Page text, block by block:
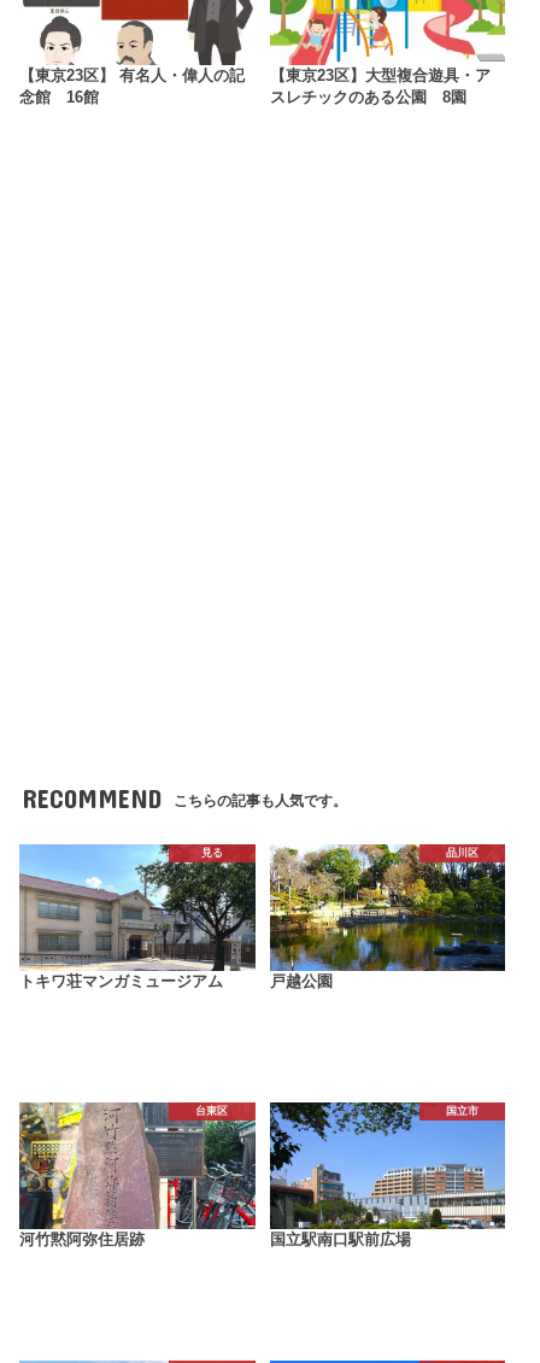
【東京23区】 有名人・偉人の記
念館 16館
【東京23区】大型複合遊具・ア
スレチックのある公園 8園
RECOMMEND こちらの記事も人気です。
見る
トキワ荘マンガミュージアム
品川区
戸越公園
台東区
河竹黙阿弥住居跡
国立市
国立駅南口駅前広場